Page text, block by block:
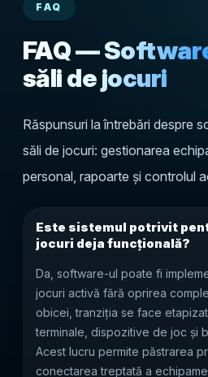
FAQ
FAQ —
săli de jocuri
Răspunsuri la întrebări despre
săli de jocuri: gestionarea
personal, rapoarte și controlul
Este sistemul potrivit
jocuri deja funcțională?
Da, software-ul poate fi
jocuri activă fără oprirea
obicei, tranziția se face
terminale, dispozitive de joc și
Acest lucru permite păstrarea
conectarea treptată a